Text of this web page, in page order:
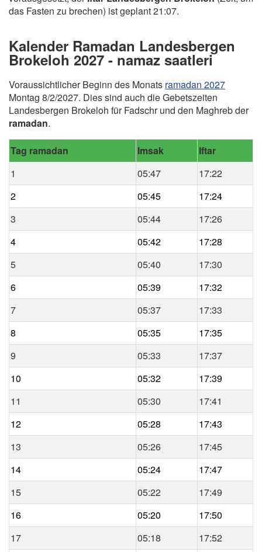
das Fasten zu brechen) ist geplant 21:07.
Kalender Ramadan Landesbergen
Brokeloh 2027 - namaz saatleri
Voraussichtlicher Beginn des Monats ramadan 2027
Montag 8/2/2027. Dies sind auch die Gebetszeiten
Landesbergen Brokeloh für Fadschr und den Maghreb der
ramadan.
Tag ramadan Imsak
Iftar
1
05:47
17:22
2
05:45
17:24
3
05:44
17:26
4
05:42
17:28
5
05:40
17:30
6
05:39
17:32
7
05:37
17:33
8
05:35
17:35
9
05:33
17:37
10
05:32
17:39
11
05:30
17:41
12
05:28
17:43
13
05:26
17:45
14
05:24
17:47
15
05:22
17:49
16
05:20
17:50
17
05:18
17:52